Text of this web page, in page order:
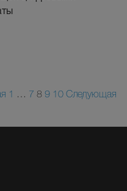
1 … 7 8 9 10 Следующая